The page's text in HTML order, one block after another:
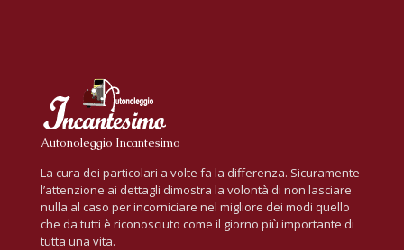
Autonoleggio Incantesimo
La cura dei particolari a volte fa la differenza. Sicuramente
l’attenzione ai dettagli dimostra la volontà di non lasciare
nulla al caso per incorniciare nel migliore dei modi quello
che da tutti è riconosciuto come il giorno più importante di
tutta una vita.